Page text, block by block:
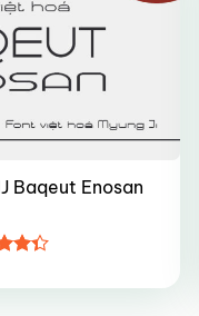
Baqeut Enosan
4.35